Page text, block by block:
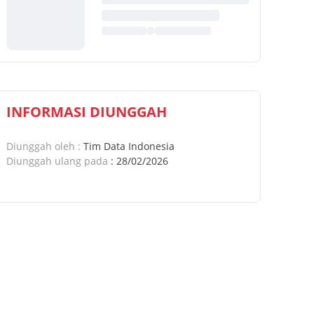
INFORMASI DIUNGGAH
Diunggah oleh : Tim Data Indonesia
Diunggah ulang pada : 28/02/2026